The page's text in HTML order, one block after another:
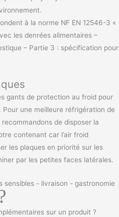
à la norme NF EN 12546-3 «
les denrées alimentaires –
– Partie 3 : spécification pour
gants de protection au froid pour
une meilleure réfrigération de
de disposer la
contenant car l’air froid
les plaques en priorité sur les
par les petites faces latérales.
sur un produit ?